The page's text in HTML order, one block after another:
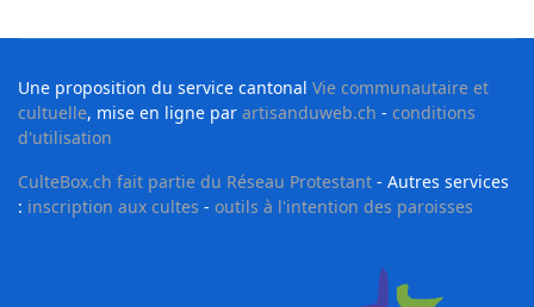
Une proposition du service cantonal Vie communautaire et
cultuelle, mise en ligne par artisanduweb.ch - conditions
d'utilisation
CulteBox.ch fait partie du Réseau Protestant - Autres services
: inscription aux cultes - outils à l'intention des paroisses